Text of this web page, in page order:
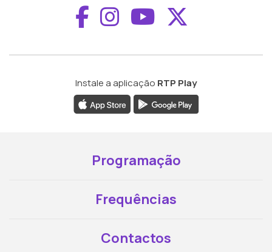
Aceder ao
Aceder ao
Aceder ao
Instale a aplicação RTP Play
Programação
Frequências
Contactos